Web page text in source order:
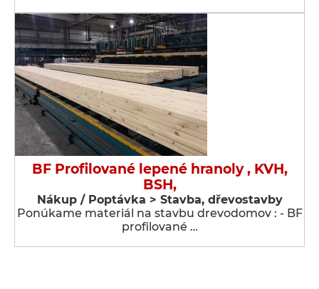
BF Profilované lepené hranoly , KVH,
BSH,
Nákup / Poptávka > Stavba, dřevostavby
Ponúkame materiál na stavbu drevodomov : - BF
profilované …